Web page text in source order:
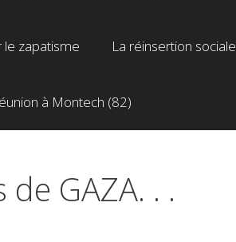
le zapatisme La réinsertion
à Montech (82)
GAZA. . .